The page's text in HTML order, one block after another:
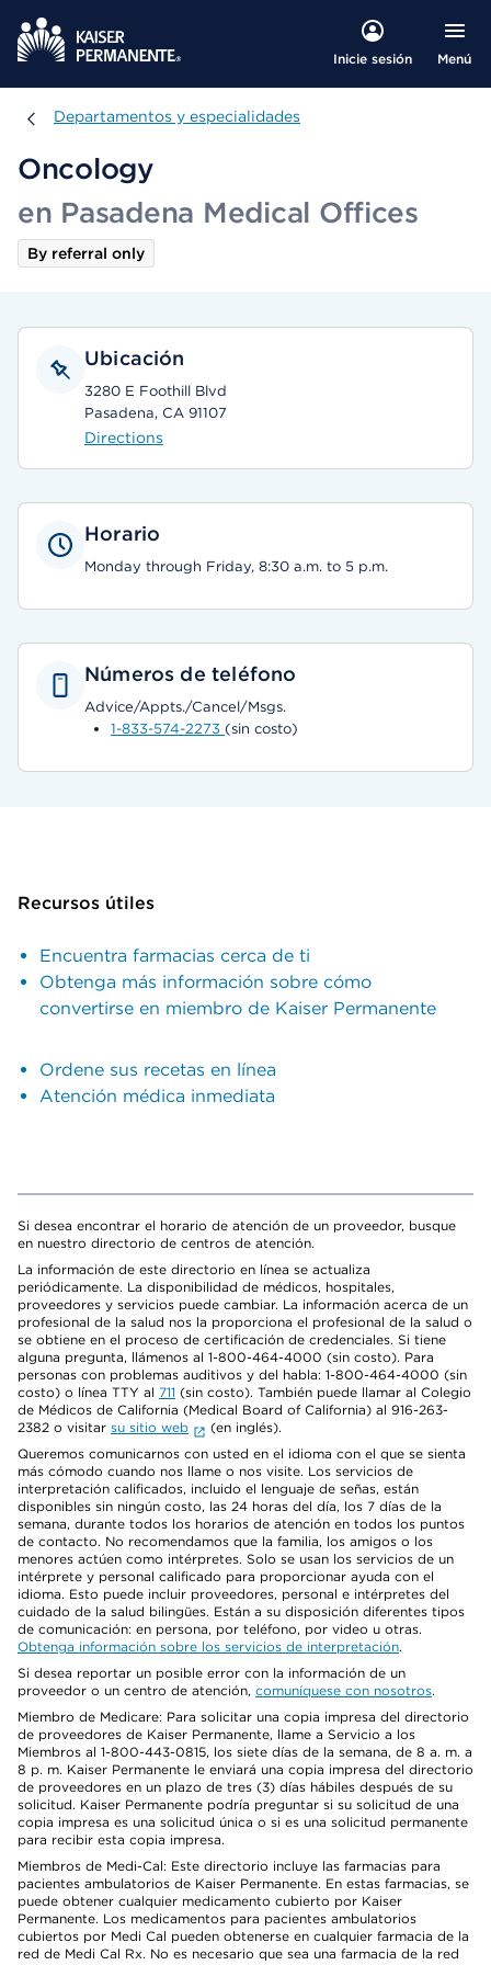
Inicie sesión Menú
Departamentos y especialidades
Departamentos y especialidades
Oncology
en Pasadena Medical Offices
By referral only
Ubicación
3280 E Foothill Blvd
Pasadena, CA 91107
Directions
Horario
Monday through Friday, 8:30 a.m. to 5 p.m.
Números de teléfono
Advice/Appts./Cancel/Msgs.
1-833-574-2273 (sin costo)
Recursos útiles
Encuentra farmacias cerca de ti
Obtenga más información sobre cómo
convertirse en miembro de Kaiser Permanente
Ordene sus recetas en línea
Atención médica inmediata
Si desea encontrar el horario de atención de un proveedor, busque
en nuestro directorio de centros de atención.
La información de este directorio en línea se actualiza
periódicamente. La disponibilidad de médicos, hospitales,
proveedores y servicios puede cambiar. La información acerca de un
profesional de la salud nos la proporciona el profesional de la salud o
se obtiene en el proceso de certificación de credenciales. Si tiene
alguna pregunta, llámenos al 1-800-464-4000 (sin costo). Para
personas con problemas auditivos y del habla: 1-800-464-4000 (sin
costo) o línea TTY al 711 (sin costo). También puede llamar al Colegio
de Médicos de California (Medical Board of California) al 916-263-
2382 o visitar su sitio web
(en inglés).
Queremos comunicarnos con usted en el idioma con el que se sienta
más cómodo cuando nos llame o nos visite. Los servicios de
interpretación calificados, incluido el lenguaje de señas, están
disponibles sin ningún costo, las 24 horas del día, los 7 días de la
semana, durante todos los horarios de atención en todos los puntos
de contacto. No recomendamos que la familia, los amigos o los
menores actúen como intérpretes. Solo se usan los servicios de un
intérprete y personal calificado para proporcionar ayuda con el
idioma. Esto puede incluir proveedores, personal e intérpretes del
cuidado de la salud bilingües. Están a su disposición diferentes tipos
de comunicación: en persona, por teléfono, por video u otras.
Obtenga información sobre los servicios de interpretación.
Si desea reportar un posible error con la información de un
proveedor o un centro de atención, comuníquese con nosotros.
Miembro de Medicare: Para solicitar una copia impresa del directorio
de proveedores de Kaiser Permanente, llame a Servicio a los
Miembros al 1-800-443-0815, los siete días de la semana, de 8 a. m. a
8 p. m. Kaiser Permanente le enviará una copia impresa del directorio
de proveedores en un plazo de tres (3) días hábiles después de su
solicitud. Kaiser Permanente podría preguntar si su solicitud de una
copia impresa es una solicitud única o si es una solicitud permanente
para recibir esta copia impresa.
Miembros de Medi-Cal: Este directorio incluye las farmacias para
pacientes ambulatorios de Kaiser Permanente. En estas farmacias, se
puede obtener cualquier medicamento cubierto por Kaiser
Permanente. Los medicamentos para pacientes ambulatorios
cubiertos por Medi Cal pueden obtenerse en cualquier farmacia de la
red de Medi Cal Rx. No es necesario que sea una farmacia de la red